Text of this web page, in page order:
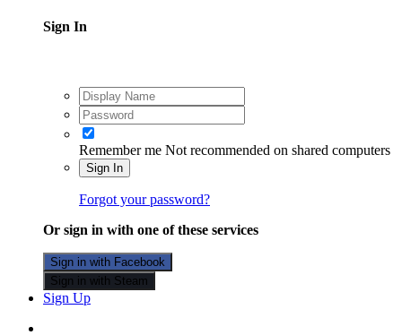
Sign In
Remember me Not recommended on shared computers
Sign In
Forgot your password?
Or sign in with one of these services
Sign in with Facebook
Sign in with Steam
Sign Up